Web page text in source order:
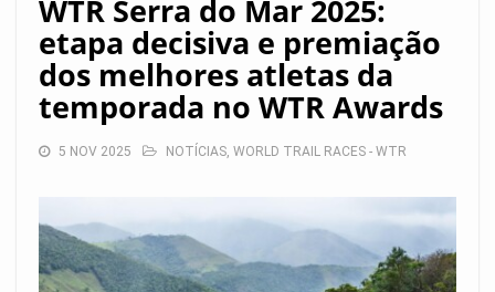
WTR Serra do Mar 2025:
etapa decisiva e premiação
dos melhores atletas da
temporada no WTR Awards
5 NOV 2025 NOTÍCIAS, WORLD TRAIL RACES - WTR